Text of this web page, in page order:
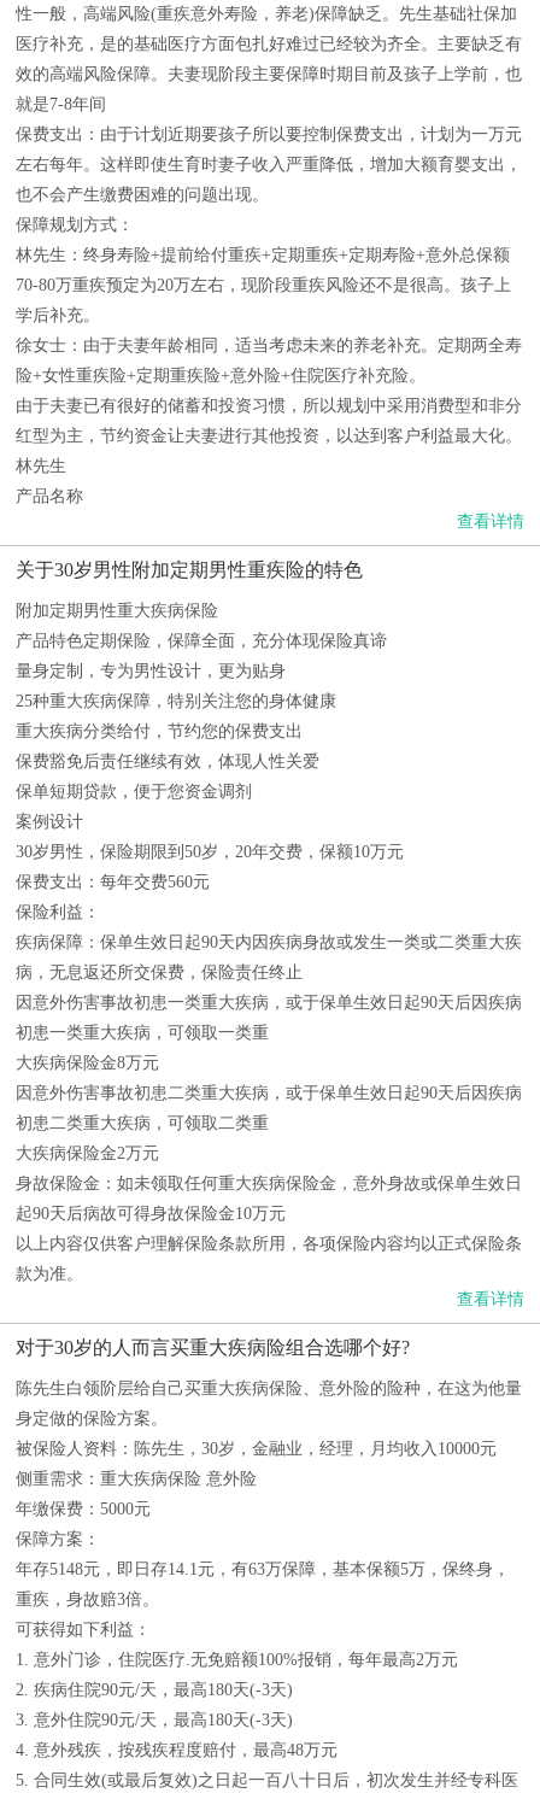
性一般，高端风险(重疾意外寿险，养老)保障缺乏。先生基础社保加
医疗补充，是的基础医疗方面包扎好难过已经较为齐全。主要缺乏有
效的高端风险保障。夫妻现阶段主要保障时期目前及孩子上学前，也
就是7-8年间
保费支出：由于计划近期要孩子所以要控制保费支出，计划为一万元
左右每年。这样即使生育时妻子收入严重降低，增加大额育婴支出，
也不会产生缴费困难的问题出现。
保障规划方式：
林先生：终身寿险+提前给付重疾+定期重疾+定期寿险+意外总保额
70-80万重疾预定为20万左右，现阶段重疾风险还不是很高。孩子上
学后补充。
徐女士：由于夫妻年龄相同，适当考虑未来的养老补充。定期两全寿
险+女性重疾险+定期重疾险+意外险+住院医疗补充险。
由于夫妻已有很好的储蓄和投资习惯，所以规划中采用消费型和非分
红型为主，节约资金让夫妻进行其他投资，以达到客户利益最大化。
林先生
产品名称
查看详情
关于30岁男性附加定期男性重疾险的特色
附加定期男性重大疾病保险
产品特色定期保险，保障全面，充分体现保险真谛
量身定制，专为男性设计，更为贴身
25种重大疾病保障，特别关注您的身体健康
重大疾病分类给付，节约您的保费支出
保费豁免后责任继续有效，体现人性关爱
保单短期贷款，便于您资金调剂
案例设计
30岁男性，保险期限到50岁，20年交费，保额10万元
保费支出：每年交费560元
保险利益：
疾病保障：保单生效日起90天内因疾病身故或发生一类或二类重大疾
病，无息返还所交保费，保险责任终止
因意外伤害事故初患一类重大疾病，或于保单生效日起90天后因疾病
初患一类重大疾病，可领取一类重
大疾病保险金8万元
因意外伤害事故初患二类重大疾病，或于保单生效日起90天后因疾病
初患二类重大疾病，可领取二类重
大疾病保险金2万元
身故保险金：如未领取任何重大疾病保险金，意外身故或保单生效日
起90天后病故可得身故保险金10万元
以上内容仅供客户理解保险条款所用，各项保险内容均以正式保险条
款为准。
查看详情
对于30岁的人而言买重大疾病险组合选哪个好?
陈先生白领阶层给自己买重大疾病保险、意外险的险种，在这为他量
身定做的保险方案。
被保险人资料：陈先生，30岁，金融业，经理，月均收入10000元
侧重需求：重大疾病保险 意外险
年缴保费：5000元
保障方案：
年存5148元，即日存14.1元，有63万保障，基本保额5万，保终身，
重疾，身故赔3倍。
可获得如下利益：
1. 意外门诊，住院医疗.无免赔额100%报销，每年最高2万元
2. 疾病住院90元/天，最高180天(-3天)
3. 意外住院90元/天，最高180天(-3天)
4. 意外残疾，按残疾程度赔付，最高48万元
5. 合同生效(或最后复效)之日起一百八十日后，初次发生并经专科医